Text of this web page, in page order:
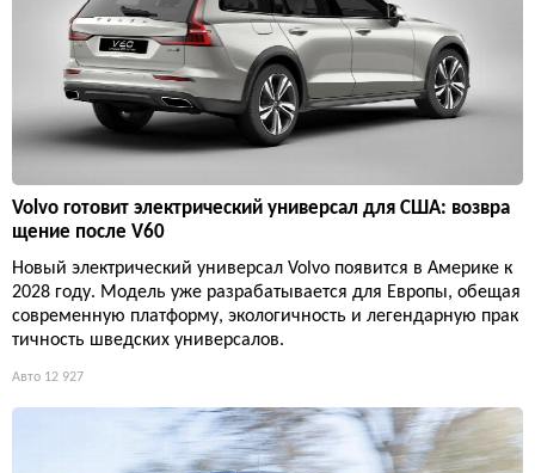
Volvo готовит электрический универсал для США: возвра
щение после V60
Новый электрический универсал Volvo появится в Америке к
2028 году. Модель уже разрабатывается для Европы, обещая
современную платформу, экологичность и легендарную прак
тичность шведских универсалов.
Авто 12 927